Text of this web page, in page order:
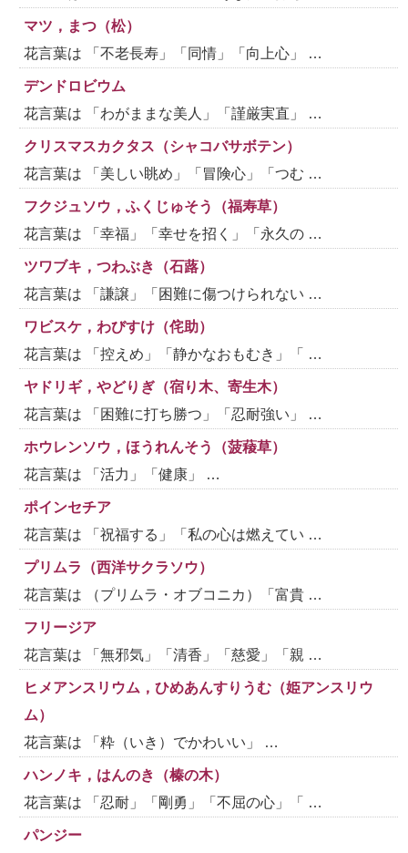
マツ，まつ（松）
花言葉は 「不老長寿」「同情」「向上心」 …
デンドロビウム
花言葉は 「わがままな美人」「謹厳実直」 …
クリスマスカクタス（シャコバサボテン）
花言葉は 「美しい眺め」「冒険心」「つむ …
フクジュソウ，ふくじゅそう（福寿草）
花言葉は 「幸福」「幸せを招く」「永久の …
ツワブキ，つわぶき（石蕗）
花言葉は 「謙譲」「困難に傷つけられない …
ワビスケ，わびすけ（侘助）
花言葉は 「控えめ」「静かなおもむき」「 …
ヤドリギ，やどりぎ（宿り木、寄生木）
花言葉は 「困難に打ち勝つ」「忍耐強い」 …
ホウレンソウ，ほうれんそう（菠薐草）
花言葉は 「活力」「健康」 …
ポインセチア
花言葉は 「祝福する」「私の心は燃えてい …
プリムラ（西洋サクラソウ）
花言葉は （プリムラ・オブコニカ）「富貴 …
フリージア
花言葉は 「無邪気」「清香」「慈愛」「親 …
ヒメアンスリウム，ひめあんすりうむ（姫アンスリウ
ム）
花言葉は 「粋（いき）でかわいい」 …
ハンノキ，はんのき（榛の木）
花言葉は 「忍耐」「剛勇」「不屈の心」「 …
パンジー